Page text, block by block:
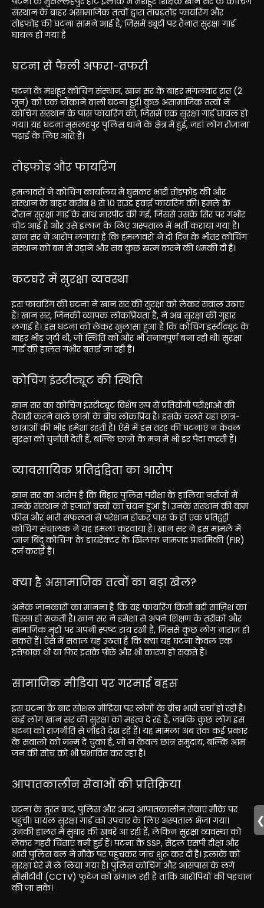
संस्थान के बाहर असामाजिक तत्वों द्वारा ताबड़तोड़ फायरिंग और
तोड़फोड़ की घटना सामने आई है, जिसमें ड्यूटी पर तैनात सुरक्षा गार्ड
घायल हो गया है
घटना से फैली अफरा-तफरी
पटना के मशहूर कोचिंग संस्थान, खान सर के बाहर मंगलवार रात (2
जून) को एक चौंकाने वाली घटना हुई। कुछ असामाजिक तत्वों ने
कोचिंग संस्थान के पास फायरिंग की, जिसमें एक सुरक्षा गार्ड घायल हो
गया। यह घटना मुसलहपुर पुलिस थाने के क्षेत्र में हुई, जहां लोग रोजाना
पढ़ाई के लिए आते हैं।
तोड़फोड़ और फायरिंग
हमलावरों ने कोचिंग कार्यालय में घुसकर भारी तोड़फोड़ की और
संस्थान के बाहर करीब 8 से 10 राउंड हवाई फायरिंग की। हमले के
दौरान सुरक्षा गार्ड के साथ मारपीट की गई, जिससे उसके सिर पर गंभीर
चोट आई है और उसे इलाज के लिए अस्पताल में भर्ती कराया गया है।
खान सर ने आरोप लगाया है कि हमलावरों ने दो दिन के भीतर कोचिंग
संस्थान को बम से उड़ाने और सब कुछ खत्म करने की धमकी दी है।
कटघरे में सुरक्षा व्यवस्था
इस फायरिंग की घटना ने खान सर की सुरक्षा को लेकर सवाल उठाए
हैं। खान सर, जिनकी व्यापक लोकप्रियता है, ने अब सुरक्षा की गुहार
लगाई है। इस घटना को लेकर खुलासा हुआ है कि कोचिंग इंस्टीट्यूट के
बाहर भीड़ जुटी थी, जो स्थिति को और भी तनावपूर्ण बना रही थी। सुरक्षा
गार्ड की हालत गंभीर बताई जा रही है।
कोचिंग इंस्टीट्यूट की स्थिति
खान सर का कोचिंग इंस्टीट्यूट विशेष रूप से प्रतियोगी परीक्षाओं की
तैयारी करने वाले छात्रों के बीच लोकप्रिय है। इसके चलते यहां छात्र-
छात्राओं की भीड़ हमेशा रहती है। ऐसे में इस तरह की घटनाएं न केवल
सुरक्षा को चुनौती देती हैं, बल्कि छात्रों के मन में भी डर पैदा करती हैं।
व्यावसायिक प्रतिद्वंद्विता का आरोप
खान सर का आरोप है कि बिहार पुलिस परीक्षा के हालिया नतीजों में
उनके संस्थान से हजारों बच्चों का चयन हुआ है। उनके संस्थान की कम
फीस और भारी सफलता से परेशान होकर पास के ही एक प्रतिद्वंद्वी
कोचिंग संचालक ने यह हमला करवाया है। खान सर ने इस मामले में
‘ज्ञान बिंदु कोचिंग’ के डायरेक्टर के खिलाफ नामजद प्राथमिकी (FIR)
दर्ज कराई है।
क्या है असामाजिक तत्वों का बड़ा खेल?
अनेक जानकारों का मानना है कि यह फायरिंग किसी बड़ी साज़िश का
हिस्सा हो सकती है। खान सर ने हमेशा से अपने शिक्षण के तरीकों और
सामाजिक मुद्दों पर अपनी स्पष्ट राय रखी है, जिससे कुछ लोग नाराज़ हो
सकते हैं। ऐसे में सवाल यह उठता है कि क्या यह घटना केवल एक
इत्तेफाक थी या फिर इसके पीछे और भी कारण हो सकते हैं।
सामाजिक मीडिया पर गरमाई बहस
इस घटना के बाद सोशल मीडिया पर लोगों के बीच भारी चर्चा हो रही है।
कई लोग खान सर की सुरक्षा को महत्व दे रहे हैं, जबकि कुछ लोग इस
घटना को राजनीति से जोड़ते देख रहें हैं। यह मामला अब तक कई प्रकार
के सवालों को जन्म दे चुका है, जो न केवल छात्र समुदाय, बल्कि आम
जन की सोच को भी प्रभावित कर रहा है।
आपातकालीन सेवाओं की प्रतिक्रिया
घटना के तुरंत बाद, पुलिस और अन्य आपातकालीन सेवाएं मौके पर
पहुंची। घायल सुरक्षा गार्ड को उपचार के लिए अस्पताल भेजा गया।
उनकी हालत में सुधार की खबरें आ रही हैं, लेकिन सुरक्षा व्यवस्था को
लेकर गहरी चिंताएं बनी हुई हैं। पटना के SSP, सेंट्रल एसपी दीक्षा और
भारी पुलिस बल ने मौके पर पहुंचकर जांच शुरू कर दी है। इलाके को
सुरक्षा घेरे में ले लिया गया है। पुलिस कोचिंग और आसपास के लगे
सीसीटीवी (CCTV) फुटेज को खंगाल रही है ताकि आरोपियों की पहचान
की जा सके।